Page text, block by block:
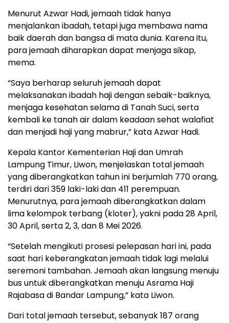
Menurut Azwar Hadi, jemaah tidak hanya
menjalankan ibadah, tetapi juga membawa nama
baik daerah dan bangsa di mata dunia. Karena itu,
para jemaah diharapkan dapat menjaga sikap,
mema.
“Saya berharap seluruh jemaah dapat
melaksanakan ibadah haji dengan sebaik-baiknya,
menjaga kesehatan selama di Tanah Suci, serta
kembali ke tanah air dalam keadaan sehat walafiat
dan menjadi haji yang mabrur,” kata Azwar Hadi.
Kepala Kantor Kementerian Haji dan Umrah
Lampung Timur, Liwon, menjelaskan total jemaah
yang diberangkatkan tahun ini berjumlah 770 orang,
terdiri dari 359 laki-laki dan 411 perempuan.
Menurutnya, para jemaah diberangkatkan dalam
lima kelompok terbang (kloter), yakni pada 28 April,
30 April, serta 2, 3, dan 8 Mei 2026.
“Setelah mengikuti prosesi pelepasan hari ini, pada
saat hari keberangkatan jemaah tidak lagi melalui
seremoni tambahan. Jemaah akan langsung menuju
bus untuk diberangkatkan menuju Asrama Haji
Rajabasa di Bandar Lampung,” kata Liwon.
Dari total jemaah tersebut, sebanyak 187 orang